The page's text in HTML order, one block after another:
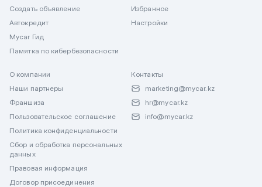
Создать объявление
Автокредит
Mycar Гид
Памятка по кибербезопасности
Избранное
Настройки
О компании
Наши партнеры
Франшиза
Пользовательское соглашение
Политика конфиденциальности
Сбор и обработка персональных
данных
Правовая информация
Договор присоединения
Контакты
marketing@mycar.kz
hr@mycar.kz
info@mycar.kz